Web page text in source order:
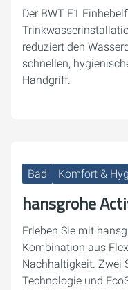
Der BWT E1
reduziert den
schnellen,
Handgriff.
Bad Komfort &
hansgrohe
Erleben Sie mit
Kombination aus
Nachhaltigkeit. Zwei
Technologie und